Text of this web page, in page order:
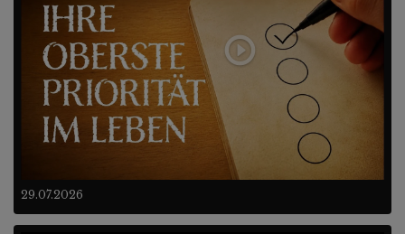
29.07.2026